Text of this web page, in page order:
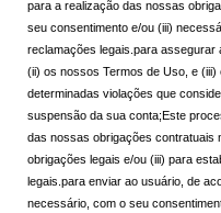
para a realização das nossas
seu consentimento e/ou (iii)
reclamações legais.para assegurar
(ii) os nossos Termos de Uso, e
determinadas violações que
suspensão da sua conta;Este
das nossas obrigações contratuais
obrigações legais e/ou (iii) para
legais.para enviar ao usuário, de
necessário, com o seu